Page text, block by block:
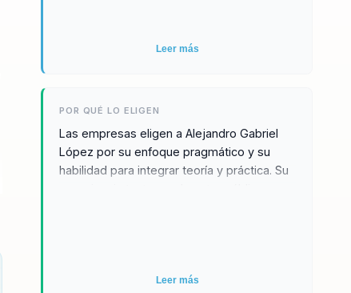
Leer más
POR QUÉ LO ELIGEN
Las empresas eligen a Alejandro Gabriel
López por su enfoque pragmático y su
habilidad para integrar teoría y práctica. Su
logrando transformar la cultura
Leer más